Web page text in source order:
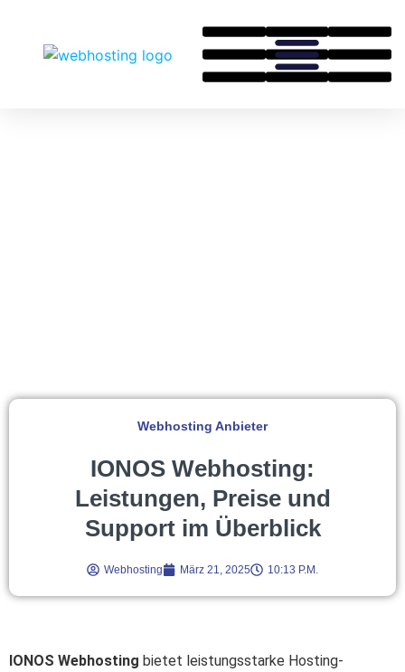
Webhosting Anbieter
IONOS Webhosting:
Leistungen, Preise und
Support im Überblick
Webhosting März 21, 2025 10:13 P.m.
IONOS Webhosting bietet leistungsstarke Hosting-